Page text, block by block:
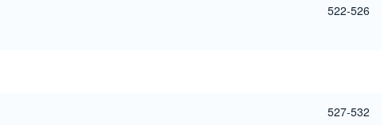
522-526
527-532